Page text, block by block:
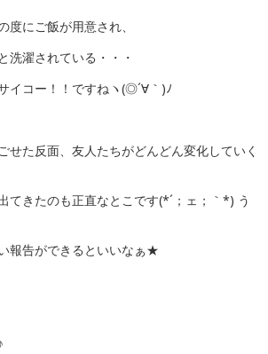
度にご飯が用意され、
洗濯されている・・・
イコー！！ですねヽ(◎´∀｀)ﾉ
せた反面、友人たちがどんどん変化していく
てきたのも正直なとこです(*´；ェ；｀*) う
報告ができるといいなぁ★